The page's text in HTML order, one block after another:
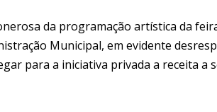
da programação artística da
Municipal, em evidente
para a iniciativa privada a receita a